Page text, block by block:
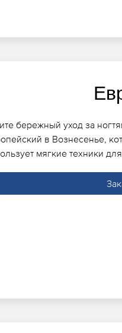
бережный уход за
в Вознесенье,
мягкие техники